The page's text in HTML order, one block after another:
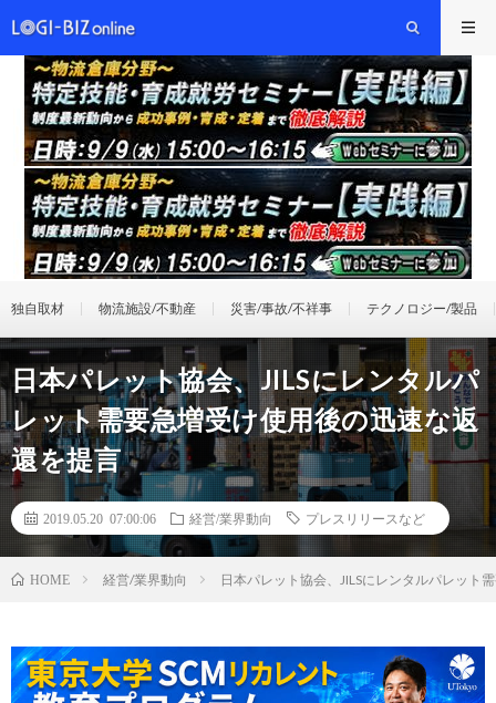
独自取材 物流施設/不動産 災害/事故/不祥事 テクノロジー/製品
日本パレット協会、JILSにレンタルパ
レット需要急増受け使用後の迅速な返
還を提言
2019.05.20 07:00:06 経営/業界動向 プレスリリースなど
HOME 経営/業界動向 日本パレット協会、JILSにレンタルパレット